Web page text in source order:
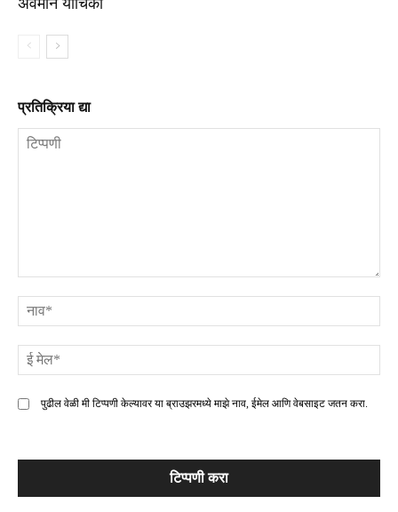
प्रतिक्रिया द्या
पुढील वेळी मी टिप्पणी केल्यावर या ब्राउझरमध्ये माझे नाव, ईमेल आणि वेबसाइट जतन करा.